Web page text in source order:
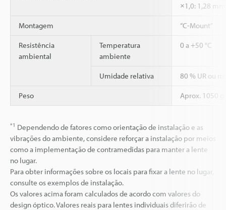
×1,0: 1,28
Montagem “C-Mount”
Resistência
ambiental
Temperatura
ambiente
0 a +50 °C
Umidade relativa 80 % UR ou
Peso Aprox. 1050 g
*1 Dependendo de fatores como orientação de instalação e as
vibrações do ambiente, considere reforçar a instalação por meios
como a implementação de contramedidas para manter a lente
no lugar.
Para obter informações sobre os locais para fixar a lente no lugar,
consulte os exemplos de instalação.
Os valores acima foram calculados de acordo com valores do
design óptico. Valores reais para lentes individuais diferirão de